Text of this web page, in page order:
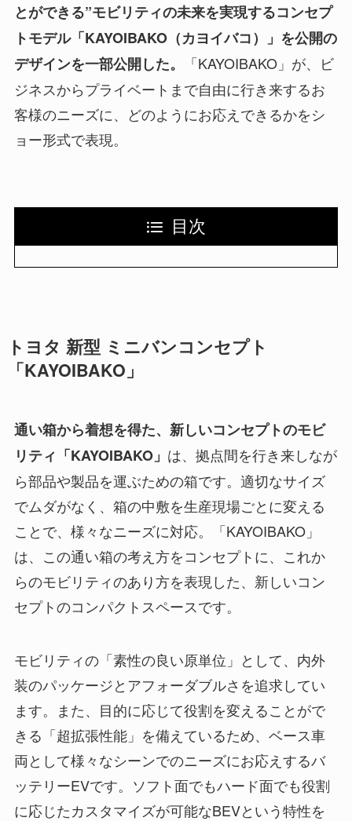
とができる”モビリティの未来を実現するコンセプ
トモデル「KAYOIBAKO（カヨイバコ）」を公開の
デザインを一部公開した。
「KAYOIBAKO」が、ビ
ジネスからプライベートまで自由に行き来するお
客様のニーズに、どのようにお応えできるかをシ
ョー形式で表現。
目次
トヨタ 新型 ミニバンコンセプト
「KAYOIBAKO」
通い箱から着想を得た、新しいコンセプトのモビ
リティ「KAYOIBAKO」 は、拠点間を行き来しなが
ら部品や製品を運ぶための箱です。適切なサイズ
でムダがなく、箱の中敷を生産現場ごとに変える
ことで、様々なニーズに対応。「KAYOIBAKO」
は、この通い箱の考え方をコンセプトに、これか
らのモビリティのあり方を表現した、新しいコン
セプトのコンパクトスペースです。
モビリティの「素性の良い原単位」として、内外
装のパッケージとアフォーダブルさを追求してい
ます。また、目的に応じて役割を変えることがで
きる「超拡張性能」を備えているため、ベース車
両として様々なシーンでのニーズにお応えするバ
ッテリーEVです。ソフト面でもハード面でも役割
に応じたカスタマイズが可能なBEVという特性を